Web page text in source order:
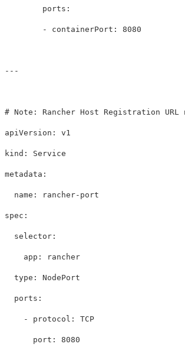
ports :
- containerPort : 8080
---
# Note: Rancher Host Registration
apiVersion : v1
kind : Service
metadata :
name : rancher-port
spec :
selector :
app : rancher
type : NodePort
ports :
- protocol : TCP
port : 8080